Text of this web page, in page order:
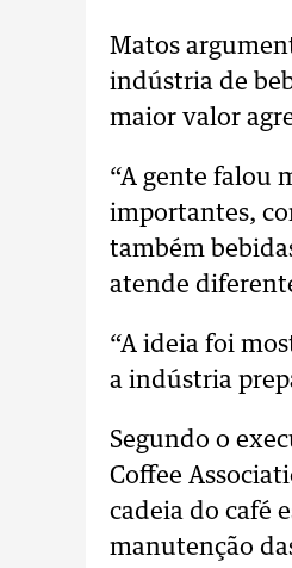
Matos
indústria de
maior valor
“A gente falou
importantes,
também
atende
“A ideia foi
a indústria
Segundo o
Coffee
cadeia do café
manutenção